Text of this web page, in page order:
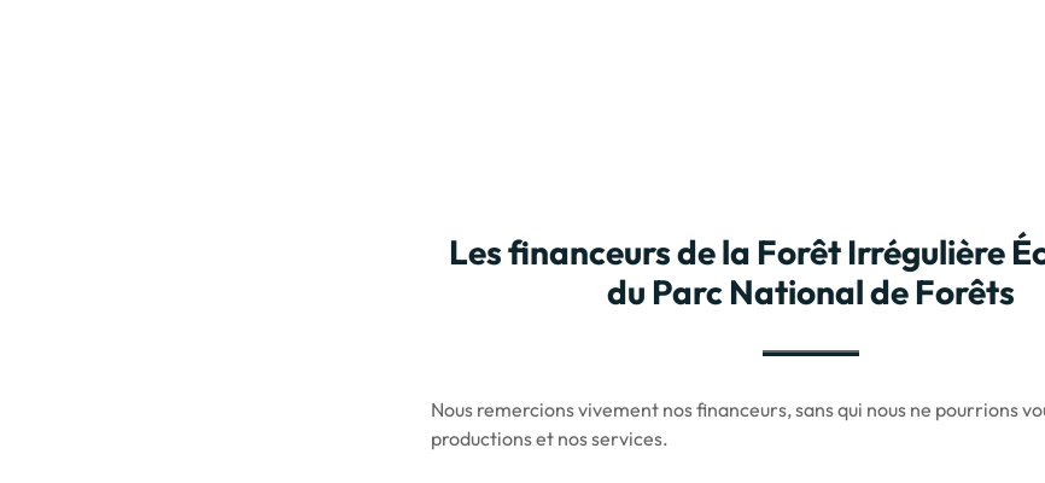
Les financeursde la Forêt Irrégulière
du Parc National de Forêts
Nous remercions vivement nos financeurs, sans qui nous ne pourrions
productions et nos services.